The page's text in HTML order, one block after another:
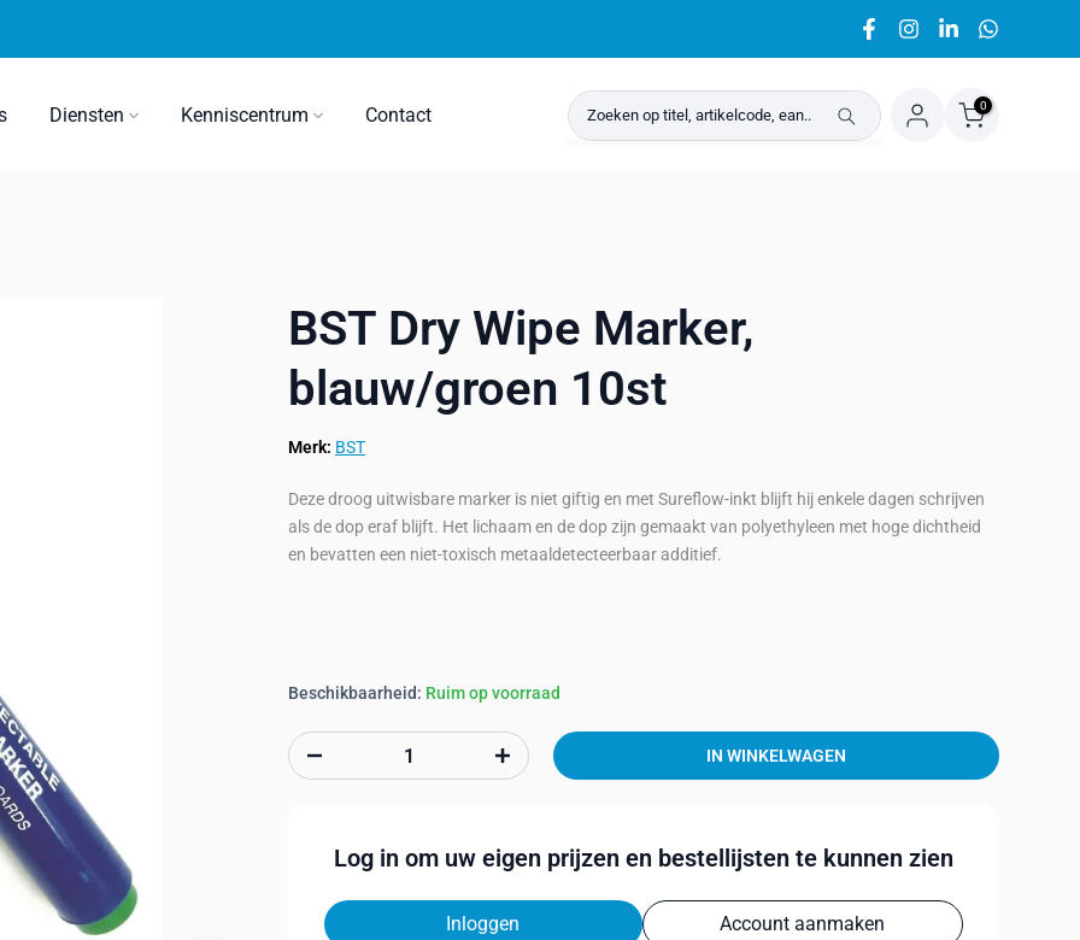
Diensten Kenniscentrum Contact 0
BST Dry Wipe Marker,
blauw/groen 10st
Merk: BST
Deze droog uitwisbare marker is niet giftig en met Sureflow-inkt blijft hij enkele dagen schrijven
als de dop eraf blijft. Het lichaam en de dop zijn gemaakt van polyethyleen met hoge dichtheid
en bevatten een niet-toxisch metaaldetecteerbaar additief.
Beschikbaarheid: Ruim op voorraad
IN WINKELWAGEN
Log in om uw eigen prijzen en bestellijsten te kunnen zien
Inloggen Account aanmaken